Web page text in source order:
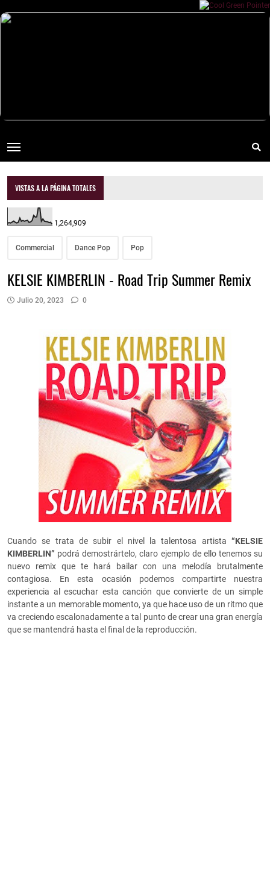
VISTAS A LA PÁGINA TOTALES
1,264,909
Commercial Dance Pop Pop
KELSIE KIMBERLIN - Road Trip Summer Remix
Julio 20, 2023 0
Cuando se trata de subir el nivel la talentosa artista “KELSIE
KIMBERLIN” podrá demostrártelo, claro ejemplo de ello tenemos su
nuevo remix que te hará bailar con una melodía brutalmente
contagiosa. En esta ocasión podemos compartirte nuestra
experiencia al escuchar esta canción que convierte de un simple
instante a un memorable momento, ya que hace uso de un ritmo que
va creciendo escalonadamente a tal punto de crear una gran energía
que se mantendrá hasta el final de la reproducción.